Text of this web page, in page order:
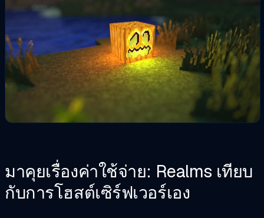
มาคุยเรื่องค่าใช้จ่าย: Realms เทียบ
กับการโฮสต์เซิร์ฟเวอร์เอง